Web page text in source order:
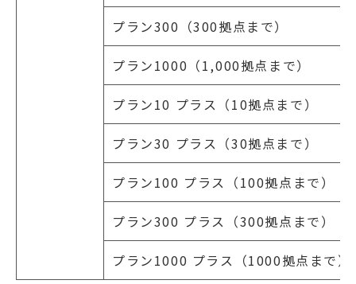
プラン300（300拠点まで）
プラン1000（1,000拠点まで）
プラン10 プラス（10拠点まで）
プラン30 プラス（30拠点まで）
プラン100 プラス（100拠点まで）
プラン300 プラス（300拠点まで）
プラン1000 プラス（1000拠点まで）